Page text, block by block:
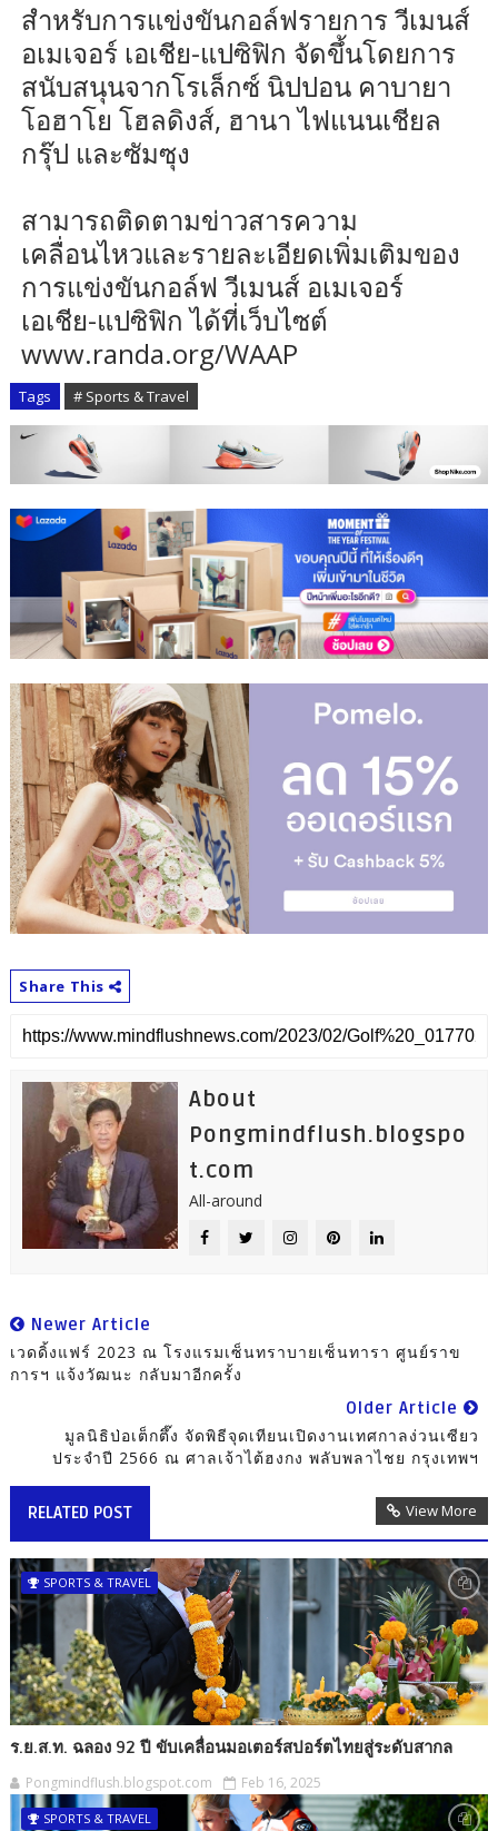
สำหรับการแข่งขันกอล์ฟรายการ วีเมนส์
อเมเจอร์ เอเชีย-แปซิฟิก จัดขึ้นโดยการ
สนับสนุนจากโรเล็กซ์ นิปปอน คาบายา
โอฮาโย โฮลดิงส์, ฮานา ไฟแนนเชียล
กรุ๊ป และซัมซุง
สามารถติดตามข่าวสารความ
เคลื่อนไหวและรายละเอียดเพิ่มเติมของ
การแข่งขันกอล์ฟ วีเมนส์ อเมเจอร์
เอเชีย-แปซิฟิก ได้ที่เว็บไซต์
www.randa.org/WAAP
Tags # Sports & Travel
Share This
About
Pongmindflush.blogspo
t.com
All-around
Newer Article
เวดดิ้งแฟร์ 2023 ณ โรงแรมเซ็นทราบายเซ็นทารา ศูนย์ราข
การฯ แจ้งวัฒนะ กลับมาอีกครั้ง
Older Article
มูลนิธิป่อเต็กตึ๊ง จัดพิธีจุดเทียนเปิดงานเทศกาลง่วนเซียว
ประจำปี 2566 ณ ศาลเจ้าไต้ฮงกง พลับพลาไชย กรุงเทพฯ
RELATED POST View More
SPORTS & TRAVEL
ร.ย.ส.ท. ฉลอง 92 ปี ขับเคลื่อนมอเตอร์สปอร์ตไทยสู่ระดับสากล
Pongmindflush.blogspot.com Feb 16, 2025
SPORTS & TRAVEL